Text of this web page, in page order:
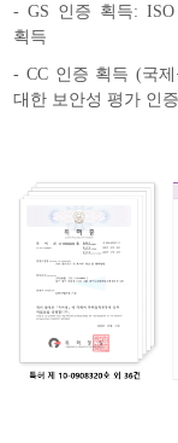
- GS 인증 획득:
획득
- CC 인증 획득 (국
대한 보안성 평가 인